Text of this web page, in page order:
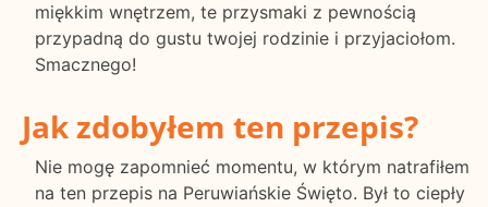
miękkim wnętrzem, te przysmaki z pewnością
przypadną do gustu twojej rodzinie i przyjaciołom.
Smacznego!
Jak zdobyłem ten przepis?
Nie mogę zapomnieć momentu, w którym natrafiłem
na ten przepis na Peruwiańskie Święto. Był to ciepły